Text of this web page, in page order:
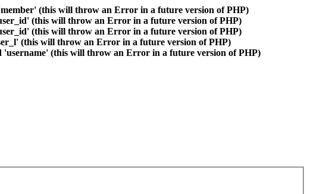
(this will throw an Error in a future version of PHP)
(this will throw an Error in a future version of PHP)
(this will throw an Error in a future version of PHP)
(this will throw an Error in a future version of PHP)
'username' (this will throw an Error in a future version of PHP)